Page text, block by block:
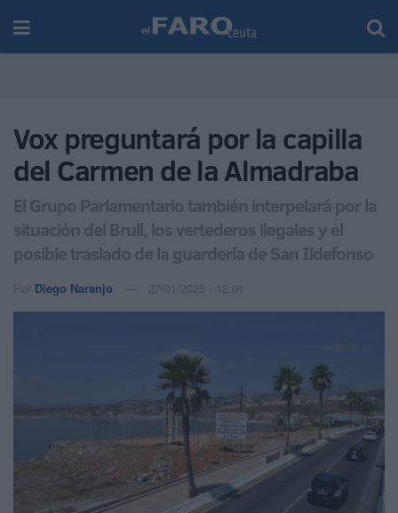
Vox preguntará por la capilla
del Carmen de la Almadraba
El Grupo Parlamentario también interpelará por la
situación del Brull, los vertederos ilegales y el
posible traslado de la guardería de San Ildefonso
Por Diego Naranjo 27/01/2025 - 12:01